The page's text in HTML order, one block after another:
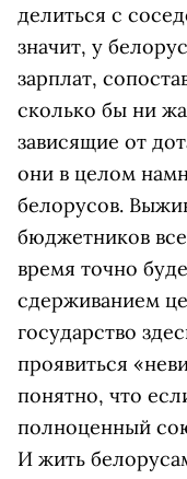
делиться с
значит, у
зарплат,
сколько бы ни
зависящие от
они в целом
белорусов.
бюджетников
время точно
сдерживанием
государство
проявиться
понятно, что
полноценный
И жить